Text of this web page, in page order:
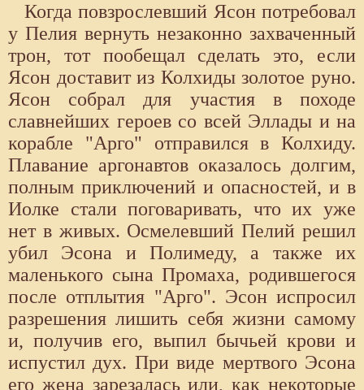
Когда повзрослевший Ясон потребовал
у Пелия вернуть незаконно захваченный
трон, тот пообещал сделать это, если
Ясон доставит из Колхиды золотое руно.
Ясон собрал для участия в походе
славнейших героев со всей Эллады и на
корабле "Арго" отправил­ся в Колхиду.
Плавание аргонавтов оказалось долгим,
полным приключе­ний и опасностей, и в
Иолке стали поговаривать, что их уже
нет в живых. Осмелевший Пелий решил
убил Эсона и Полимеду, а также их
маленько­го сына Промаха, родившегося
после отплытия "Арго". Эсон испросил
раз­решения лишить себя жизни самому
и, получив его, выпил бычьей крови и
испустил дух. При виде мертвого Эсона
его жена зарезалась или, как не­которые